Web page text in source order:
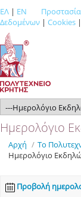
ΕΛ | EN
Δεδομένων | Cookies |
Ημερολόγιο
Αρχή / Το
Ημερολόγιο
Προβολή